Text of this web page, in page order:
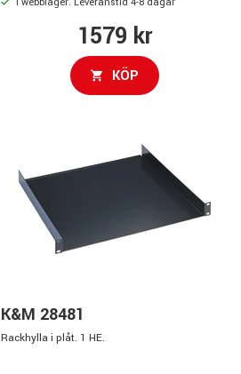
1579 kr
KÖP
K&M 28481
Rackhylla i plåt. 1 HE.